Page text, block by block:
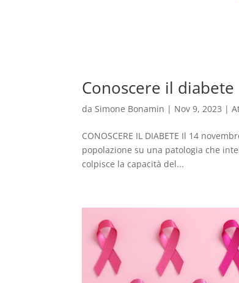
Conoscere il diabete
daSimone Bonamin | Nov 9, 2023 |
CONOSCERE IL DIABETE Il 14
popolazione su una patologia che
colpisce la capacità del...